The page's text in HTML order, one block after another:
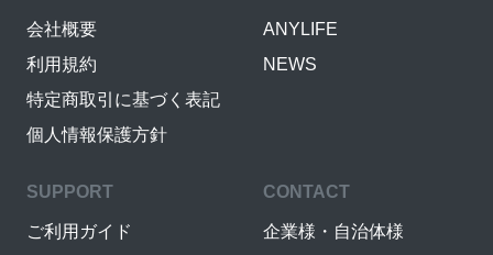
会社概要
利用規約
特定商取引に基づく表記
個人情報保護方針
ANYLIFE
NEWS
SUPPORT
ご利用ガイド
CONTACT
企業様・自治体様